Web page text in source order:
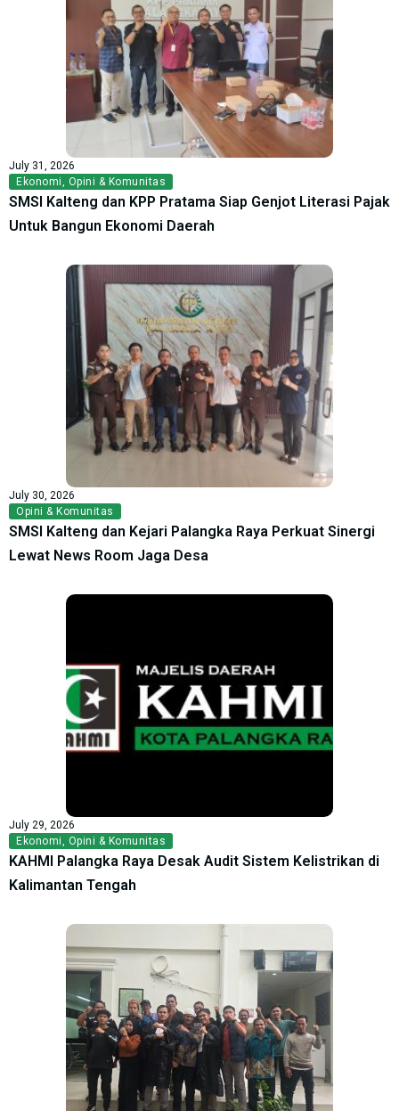
July 31, 2026
Ekonomi, Opini & Komunitas
SMSI Kalteng dan KPP Pratama Siap Genjot Literasi Pajak
Untuk Bangun Ekonomi Daerah
July 30, 2026
Opini & Komunitas
SMSI Kalteng dan Kejari Palangka Raya Perkuat Sinergi
Lewat News Room Jaga Desa
July 29, 2026
Ekonomi, Opini & Komunitas
KAHMI Palangka Raya Desak Audit Sistem Kelistrikan di
Kalimantan Tengah